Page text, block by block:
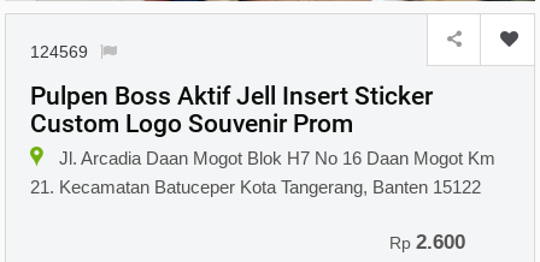
124569
Pulpen Boss Aktif Jell Insert Sticker
Custom Logo Souvenir Prom
Jl. Arcadia Daan Mogot Blok H7 No 16 Daan Mogot Km
21. Kecamatan Batuceper Kota Tangerang, Banten 15122
Rp2.600